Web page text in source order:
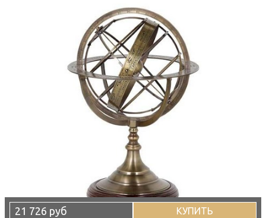
21 726 руб КУПИТЬ